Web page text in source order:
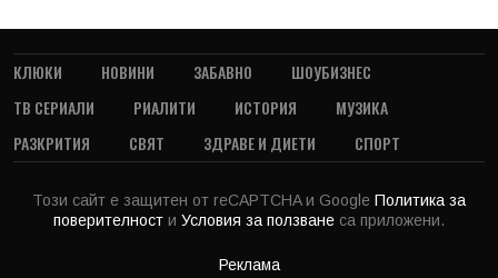
КЛЮКИ НОВИНИ ЗАБАВНО
ШОУБИЗНЕС
ТВ СЕРИАЛИ
РИАЛИТИ ИСТОРИЯ
МУЗИКА
РАЗКРИТИЯ
СВЯТ ЗДРАВЕ И ДИЕТИ СПОРТ
Този сайт е защитен от reCAPTCHA и Google Политика за
поверителност и Условия за ползване са приложени.
Реклама